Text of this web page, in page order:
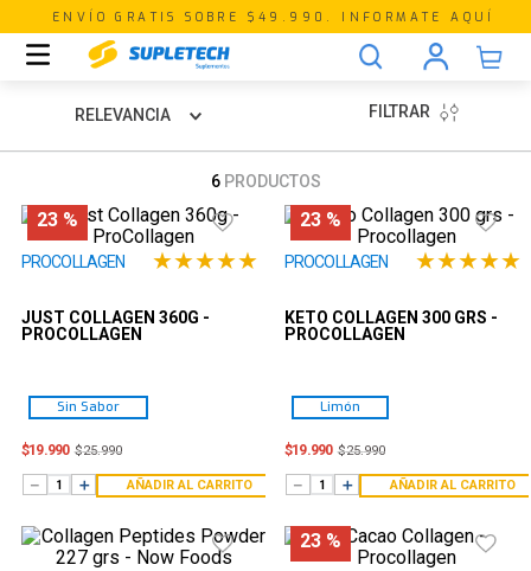
ENVÍO GRATIS SOBRE $49.990. INFORMATE AQUÍ
RELEVANCIA FILTRAR
6 PRODUCTOS
23 %
PROCOLLAGEN ★★★★★
JUST COLLAGEN 360G -
PROCOLLAGEN
Sin Sabor
$19.990 $25.990
＋
－ AÑADIR AL CARRITO
23 %
PROCOLLAGEN ★★★★★
KETO COLLAGEN 300 GRS -
PROCOLLAGEN
Limón
$19.990 $25.990
＋
－ AÑADIR AL CARRITO
23 %